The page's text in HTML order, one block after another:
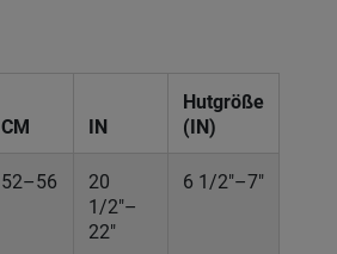
CM IN
Hutgröße
(IN)
52–56
20
1/2"–
22"
6 1/2"–7"